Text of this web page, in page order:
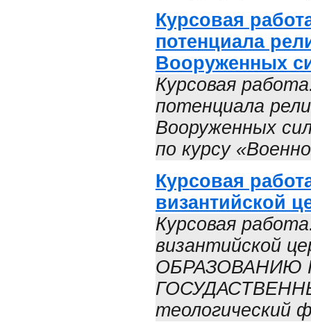
Курсовая
потенциала
Вооруженных
Курсовая
потенциала
Вооруженных
по курсу
Курсовая
византийской
Курсовая
византийской
ОБРАЗОВАНИЮ
теологический